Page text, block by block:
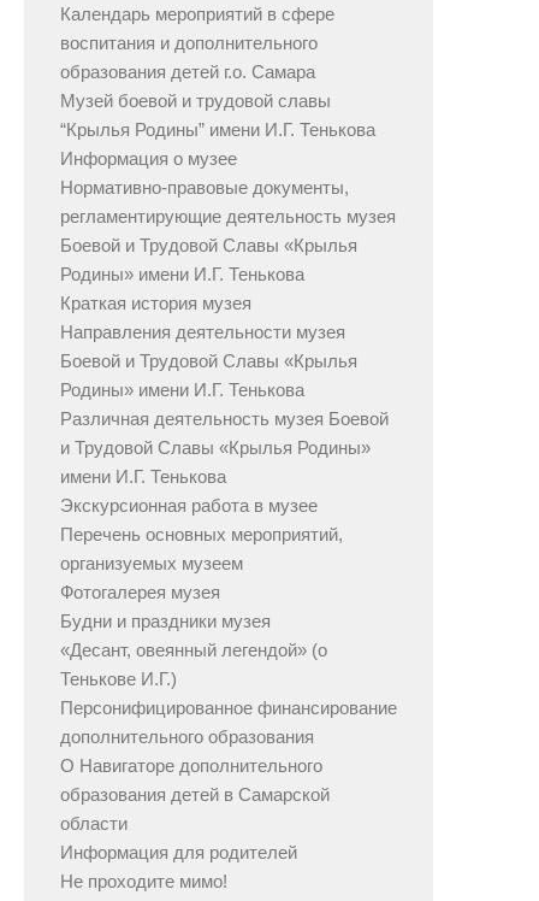
Календарь мероприятий в сфере
воспитания и дополнительного
образования детей г.о. Самара
Музей боевой и трудовой славы
“Крылья Родины” имени И.Г. Тенькова
Информация о музее
Нормативно-правовые документы,
регламентирующие деятельность музея
Боевой и Трудовой Славы «Крылья
Родины» имени И.Г. Тенькова
Краткая история музея
Направления деятельности музея
Боевой и Трудовой Славы «Крылья
Родины» имени И.Г. Тенькова
Различная деятельность музея Боевой
и Трудовой Славы «Крылья Родины»
имени И.Г. Тенькова
Экскурсионная работа в музее
Перечень основных мероприятий,
организуемых музеем
Фотогалерея музея
Будни и праздники музея
«Десант, овеянный легендой» (о
Тенькове И.Г.)
Персонифицированное финансирование
дополнительного образования
О Навигаторе дополнительного
образования детей в Самарской
области
Информация для родителей
Не проходите мимо!